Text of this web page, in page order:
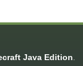
Java Edition